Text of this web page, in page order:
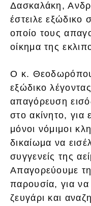
Δασκαλάκη,
έστειλε εξώδικο
οποίο τους
οίκημα της
Ο κ.
εξώδικο
απαγόρευση
στο ακίνητο, για
μόνοι νόμιμοι
δικαίωμα να
συγγενείς της
Απαγορεύουμε
παρουσία, για
ζευγάρι και